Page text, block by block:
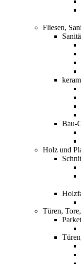
Fliesen,
Bau-
Holz und
Türen,